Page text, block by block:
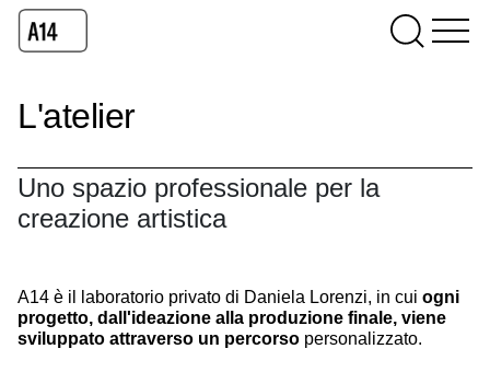
L'atelier
Uno spazio professionale per la
creazione artistica
A14 è il laboratorio privato di Daniela Lorenzi, in cui ogni
progetto, dall'ideazione alla produzione finale, viene
sviluppato attraverso un percorso personalizzato.